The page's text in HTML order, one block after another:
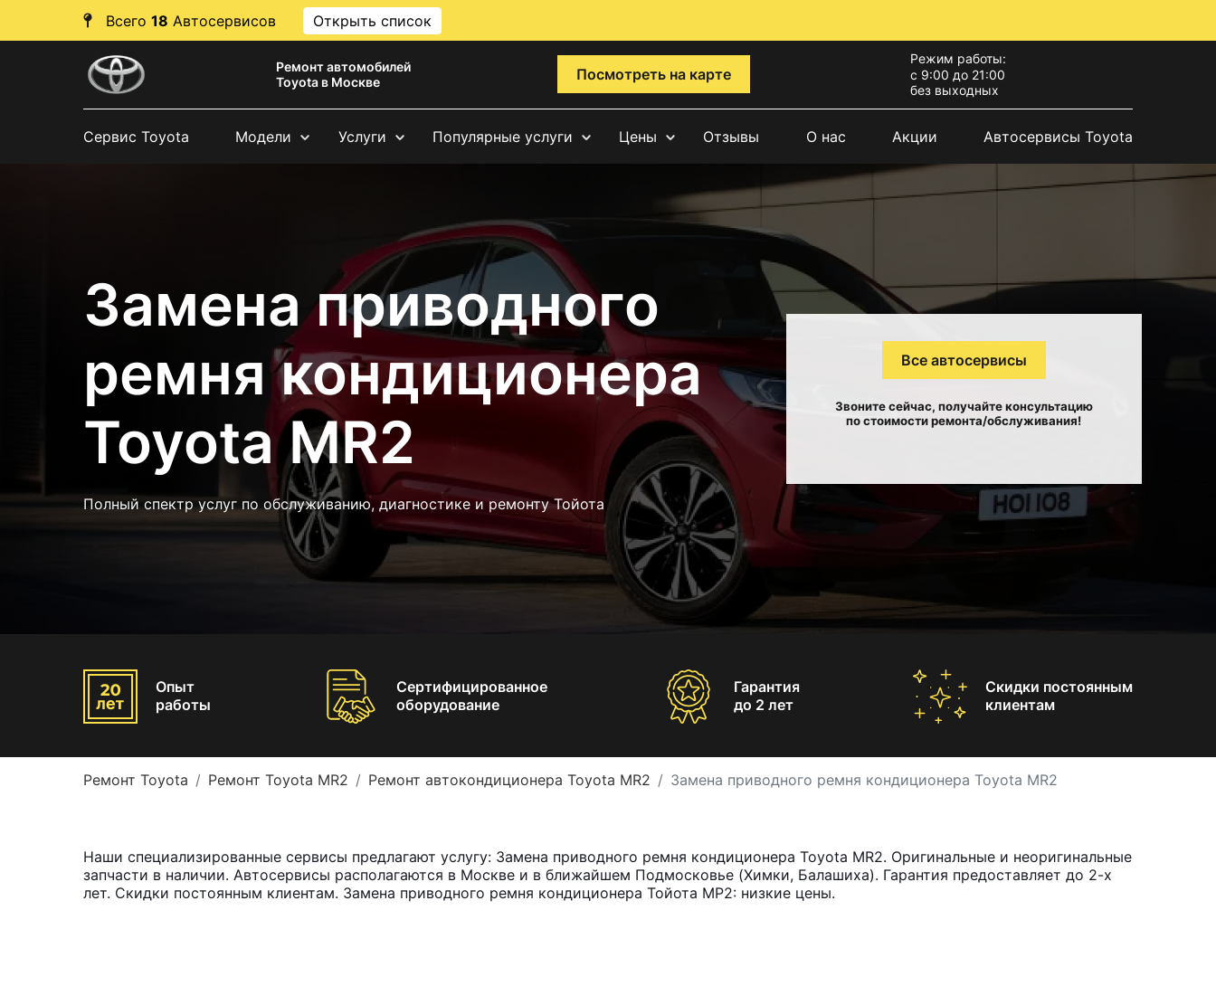
Всего 18 Автосервисов Открыть список
Ремонт автомобилей
Toyota в Москве
Посмотреть на карте
Режим работы:
с 9:00 до 21:00
без выходных
Сервис Toyota Модели Услуги Популярные услуги Цены Отзывы О нас Акции Автосервисы Toyota
Замена приводного
ремня кондиционера
Toyota MR2
Полный спектр услуг по обслуживанию, диагностике и ремонту Тойота
Все автосервисы
Звоните сейчас, получайте консультацию
по стоимости ремонта/обслуживания!
Опыт
работы
Сертифицированное
оборудование
Гарантия
до 2 лет
Скидки постоянным
клиентам
Ремонт Toyota Ремонт Toyota MR2 Ремонт автокондиционера Toyota MR2 Замена приводного ремня кондиционера Toyota MR2
Наши специализированные сервисы предлагают услугу: Замена приводного ремня кондиционера Toyota MR2. Оригинальные и неоригинальные
запчасти в наличии. Автосервисы располагаются в Москве и в ближайшем Подмосковье (Химки, Балашиха). Гарантия предоставляет до 2-х
лет. Скидки постоянным клиентам. Замена приводного ремня кондиционера Тойота МР2: низкие цены.